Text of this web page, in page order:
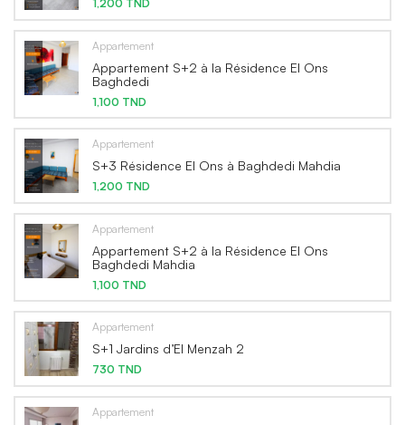
1,200 TND
Appartement
Appartement S+2 à la Résidence El Ons
Baghdedi
1,100 TND
Appartement
S+3 Résidence El Ons à Baghdedi Mahdia
1,200 TND
Appartement
Appartement S+2 à la Résidence El Ons
Baghdedi Mahdia
1,100 TND
Appartement
S+1 Jardins d’El Menzah 2
730 TND
Appartement